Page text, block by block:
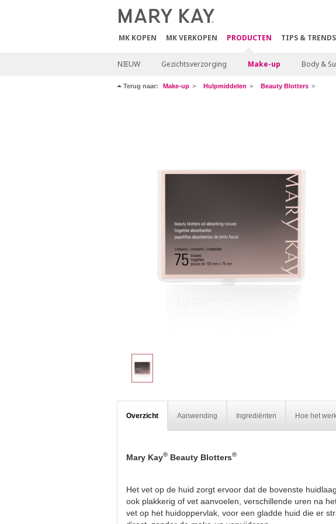
MK KOPEN MK VERKOPEN PRODUCTEN TIPS & TRENDS
NIEUW Gezichtsverzorging Make-up Body &
Terug naar: Make-up Hulpmiddelen Beauty Blotters
Overzicht Aanwending Ingrediënten Hoe het
Mary Kay®Beauty Blotters®
Het vet op de huid zorgt ervoor dat de bovenste
ook plakkerig of vet aanvoelen, verschillende uren na
vet op het huidoppervlak, voor een gladde huid die er